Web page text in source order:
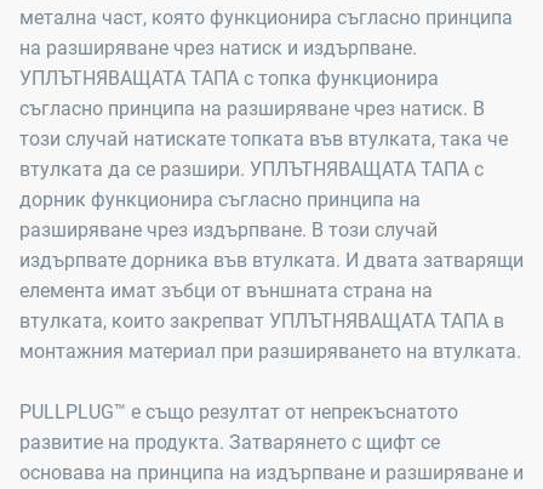
метална част, която функционира съгласно принципа
на разширяване чрез натиск и издърпване.
УПЛЪТНЯВАЩАТА ТАПА с топка функционира
съгласно принципа на разширяване чрез натиск. В
този случай натискате топката във втулката, така че
втулката да се разшири. УПЛЪТНЯВАЩАТА ТАПА с
дорник функционира съгласно принципа на
разширяване чрез издърпване. В този случай
издърпвате дорника във втулката. И двата затварящи
елемента имат зъбци от външната страна на
втулката, които закрепват УПЛЪТНЯВАЩАТА ТАПА в
монтажния материал при разширяването на втулката.
PULLPLUG™ е също резултат от непрекъснатото
развитие на продукта. Затварянето с щифт се
основава на принципа на издърпване и разширяване и